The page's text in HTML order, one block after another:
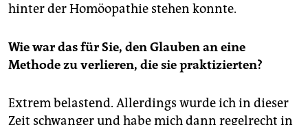
hinter der Homöopathie stehen konnte.
Wie war das für Sie, den Glauben an eine
Methode zu verlieren, die sie praktizierten?
Extrem belastend. Allerdings wurde ich in dieser
Zeit schwanger und habe mich dann regelrecht in